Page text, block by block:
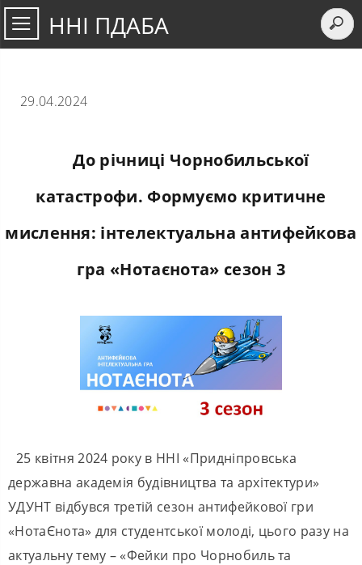
ННІ ПДАБА
29.04.2024
До річниці Чорнобильської
катастрофи. Формуємо критичне
мислення: інтелектуальна антифейкова
гра «Нотаєнота» сезон 3
25 квітня 2024 року в ННІ «Придніпровська
державна академія будівництва та архітектури»
УДУНТ відбувся третій сезон антифейкової гри
«НотаЄнота» для студентської молоді, цього разу на
актуальну тему – «Фейки про Чорнобиль та